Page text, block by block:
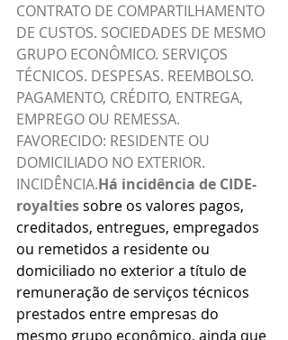
CONTRATO DE COMPARTILHAMENTO
DE CUSTOS. SOCIEDADES DE MESMO
GRUPO ECONÔMICO. SERVIÇOS
TÉCNICOS. DESPESAS. REEMBOLSO.
PAGAMENTO, CRÉDITO, ENTREGA,
EMPREGO OU REMESSA.
FAVORECIDO: RESIDENTE OU
DOMICILIADO NO EXTERIOR.
INCIDÊNCIA.Há incidência de CIDE-
royalties sobre os valores pagos,
creditados, entregues, empregados
ou remetidos a residente ou
domiciliado no exterior a título de
remuneração de serviços técnicos
prestados entre empresas do
mesmo grupo econômico, ainda que